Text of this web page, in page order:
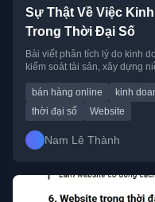
Sự Thật Về Việc
Trong Thời Đại Số
Bài viết phân tích lý do kinh
kiểm soát tài sản, xây dựng
bán hàng online kinh
thời đại số
Website
Nam Lê Thành